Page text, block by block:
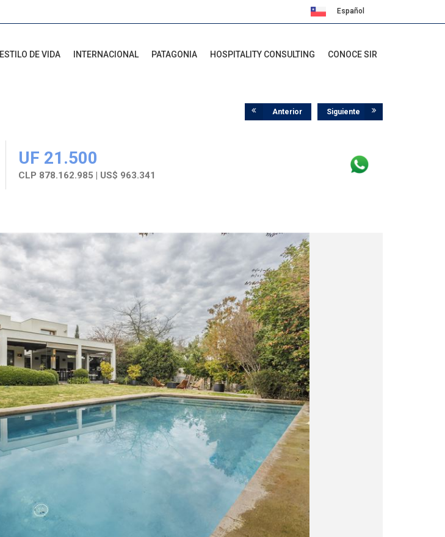
Español
ESTILO DE VIDA INTERNACIONAL PATAGONIA HOSPITALITY CONSULTING CONOCE SIR
Anterior Siguiente
UF 21.500
CLP 878.162.985 | US$ 963.341